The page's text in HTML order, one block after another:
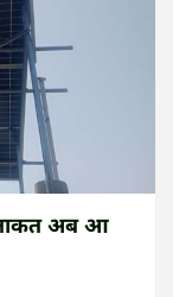
ताकत अब आ